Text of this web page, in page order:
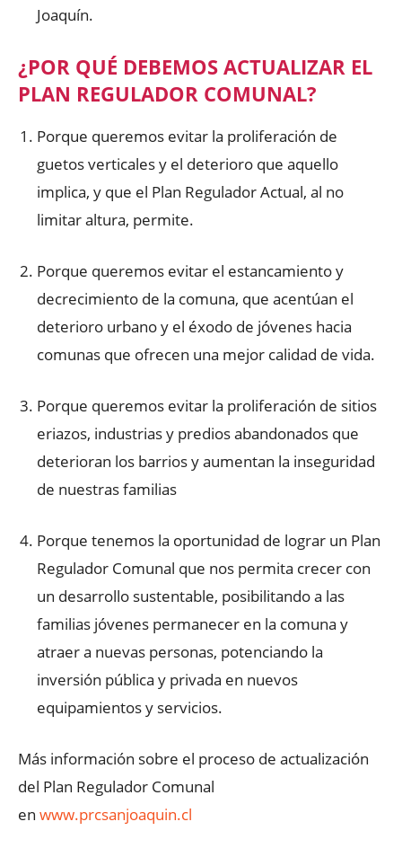
Joaquín.
¿POR QUÉ DEBEMOS ACTUALIZAR EL
PLAN REGULADOR COMUNAL?
Porque queremos evitar la proliferación de
guetos verticales y el deterioro que aquello
implica, y que el Plan Regulador Actual, al no
limitar altura, permite.
Porque queremos evitar el estancamiento y
decrecimiento de la comuna, que acentúan el
deterioro urbano y el éxodo de jóvenes hacia
comunas que ofrecen una mejor calidad de vida.
Porque queremos evitar la proliferación de sitios
eriazos, industrias y predios abandonados que
deterioran los barrios y aumentan la inseguridad
de nuestras familias
Porque tenemos la oportunidad de lograr un Plan
Regulador Comunal que nos permita crecer con
un desarrollo sustentable, posibilitando a las
familias jóvenes permanecer en la comuna y
atraer a nuevas personas, potenciando la
inversión pública y privada en nuevos
equipamientos y servicios.
Más información sobre el proceso de actualización
del Plan Regulador Comunal
en www.prcsanjoaquin.cl